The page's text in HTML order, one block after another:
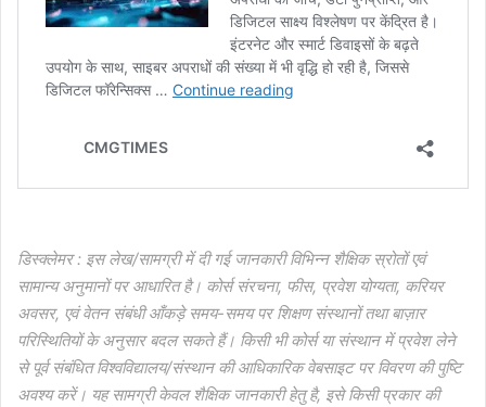
डिस्क्लेमर : इस लेख/सामग्री में दी गई जानकारी विभिन्न शैक्षिक स्रोतों एवं
सामान्य अनुमानों पर आधारित है। कोर्स संरचना, फीस, प्रवेश योग्यता, करियर
अवसर, एवं वेतन संबंधी आँकड़े समय-समय पर शिक्षण संस्थानों तथा बाज़ार
परिस्थितियों के अनुसार बदल सकते हैं। किसी भी कोर्स या संस्थान में प्रवेश लेने
से पूर्व संबंधित विश्वविद्यालय/संस्थान की आधिकारिक वेबसाइट पर विवरण की पुष्टि
अवश्य करें। यह सामग्री केवल शैक्षिक जानकारी हेतु है, इसे किसी प्रकार की